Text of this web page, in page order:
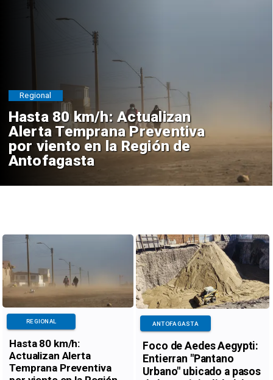
Hasta 80 km/h: Actualizan
Alerta Temprana Preventiva
por viento en la Región de
Antofagasta
Regional
Hasta 80 km/h:
Actualizan Alerta
Temprana Preventiva
REGIONAL
Foco de Aedes Aegypti:
Entierran "Pantano
Urbano" ubicado a pasos
ANTOFAGASTA